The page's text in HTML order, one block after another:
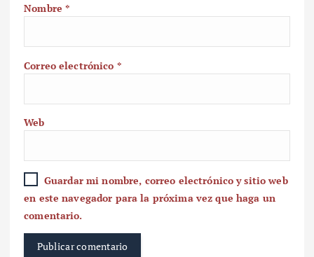
Nombre*
Correo electrónico *
Web
Guardar mi nombre, correo electrónico y sitio web
en este navegador para la próxima vez que haga un
comentario.